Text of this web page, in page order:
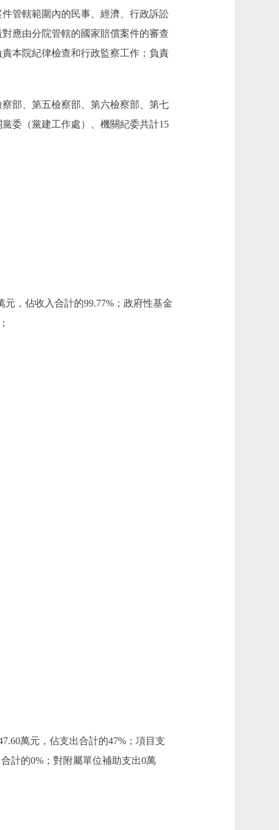
管轄範圍內的民事、經濟、行政訴訟
應由分院管轄的國家賠償案件的審查
本院紀律檢查和行政監察工作；負責
部、第五檢察部、第六檢察部、第七
委（黨建工作處）、機關紀委共計15
元，佔收入合計的99.77%；政府性基金
萬元，佔支出合計的47%；項目支
計的0%；對附屬單位補助支出0萬